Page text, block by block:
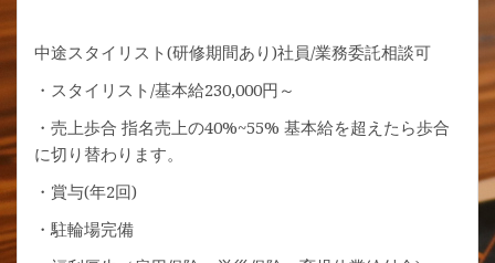
中途スタイリスト(研修期間あり)社員/業務委託相談可
・スタイリスト/基本給230,000円～
・売上歩合 指名売上の40%~55% 基本給を超えたら歩合
に切り替わります。
・賞与(年2回)
・駐輪場完備